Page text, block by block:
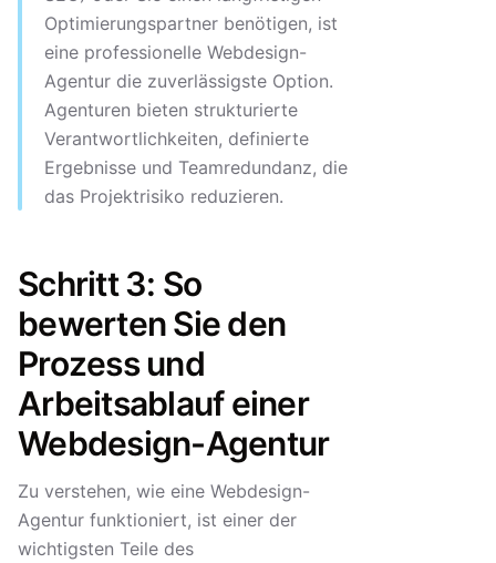
Optimierungspartner benötigen, ist
eine professionelle Webdesign-
Agentur die zuverlässigste Option.
Agenturen bieten strukturierte
Verantwortlichkeiten, definierte
Ergebnisse und Teamredundanz, die
das Projektrisiko reduzieren.
Schritt 3: So
bewerten Sie den
Prozess und
Arbeitsablauf einer
Webdesign-Agentur
Zu verstehen, wie eine Webdesign-
Agentur funktioniert, ist einer der
wichtigsten Teile des